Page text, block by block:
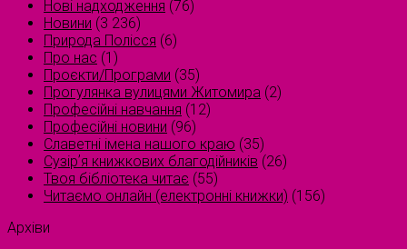
Нові надходження (76)
Новини (3 236)
Природа Полісся (6)
Про нас (1)
Проєкти/Програми (35)
Прогулянка вулицями Житомира (2)
Професійні навчання (12)
Професійні новини (96)
Славетні імена нашого краю (35)
Сузірʼя книжкових благодійників (26)
Твоя бібліотека читає (55)
Читаємо онлайн (електронні книжки) (156)
Архіви